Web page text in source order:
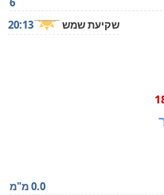
שקיעת שמש 20:13
0.0 מ"מ